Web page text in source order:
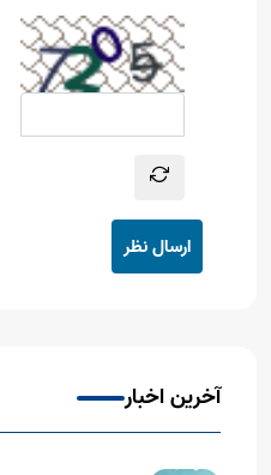
ارسال نظر
آخرین اخبار